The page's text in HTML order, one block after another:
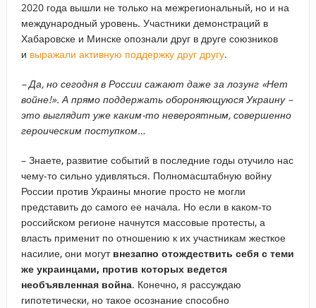
2020 года вышли не только на межрегиональный, но и на
международный уровень. Участники демонстраций в
Хабаровске и Минске опознали друг в друге союзников
и выражали активную поддержку друг другу.
–​ Да, но сегодня в России сажают даже за лозунг «Нет
войне!». А прямо поддержать обороняющуюся Украину –
это выглядит уже каким-то невероятным, совершенно
героическим поступком…
– Знаете, развитие событий в последние годы отучило нас
чему-то сильно удивляться. Полномасштабную войну
России против Украины многие просто не могли
представить до самого ее начала. Но если в каком-то
российском регионе начнутся массовые протесты, а
власть применит по отношению к их участникам жесткое
насилие, они могут внезапно отождествить себя с теми
же украинцами, против которых ведется
необъявленная война. Конечно, я рассуждаю
гипотетически, но такое осознание способно